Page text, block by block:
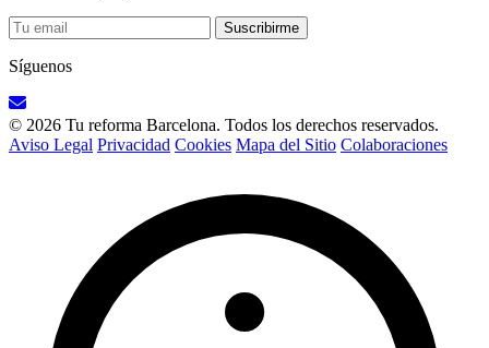
Suscribirme
Síguenos
© 2026 Tu reforma Barcelona. Todos los derechos reservados.
Aviso Legal Privacidad Cookies Mapa del Sitio Colaboraciones